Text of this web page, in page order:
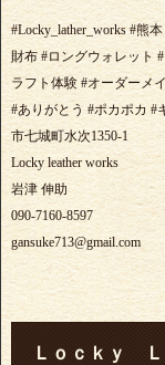
#Locky_lather_works #熊
財布 #ロングウォレット
ラフト体験 #オーダーメ
#ありがとう #ポカポカ #
市七城町水次1350-1
Locky leather works
岩津 伸助
090-7160-8597
gansuke713@gmail.com
Ｌｏｃｋｙ